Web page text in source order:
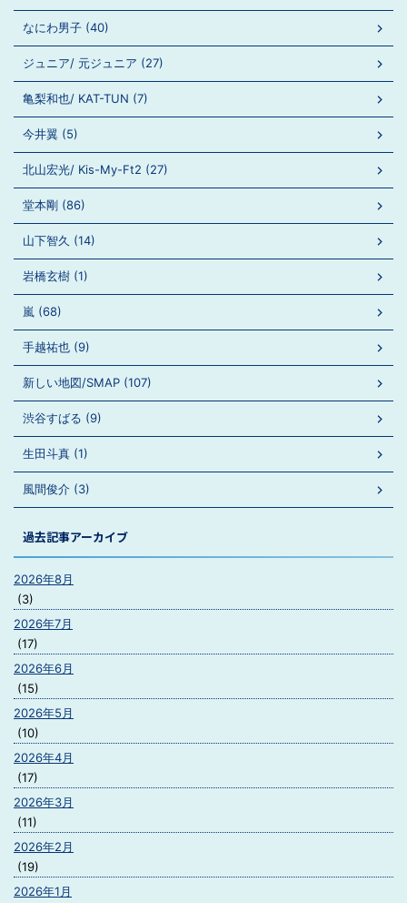
なにわ男子 (40)
ジュニア/ 元ジュニア (27)
亀梨和也/ KAT-TUN (7)
今井翼 (5)
北山宏光/ Kis-My-Ft2 (27)
堂本剛 (86)
山下智久 (14)
岩橋玄樹 (1)
嵐 (68)
手越祐也 (9)
新しい地図/SMAP (107)
渋谷すばる (9)
生田斗真 (1)
風間俊介 (3)
過去記事アーカイブ
2026年8月
(3)
2026年7月
(17)
2026年6月
(15)
2026年5月
(10)
2026年4月
(17)
2026年3月
(11)
2026年2月
(19)
2026年1月